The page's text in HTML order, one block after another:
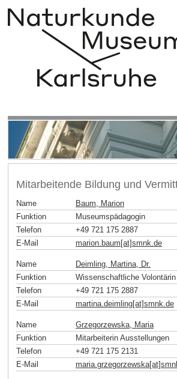
Mitarbeitende Bildung und
Name
Baum, Marion
Funktion
Museumspädagogin
Telefon
+49 721 175 2887
E-Mail
marion.baum[at]smnk.de
Name
Deimling, Martina, Dr.
Funktion
Wissenschaftliche Volontärin
Telefon
+49 721 175 2887
E-Mail
martina.deimling[at]smnk.de
Name
Grzegorzewska, Maria
Funktion
Mitarbeiterin Ausstellungen
Telefon
+49 721 175 2131
E-Mail